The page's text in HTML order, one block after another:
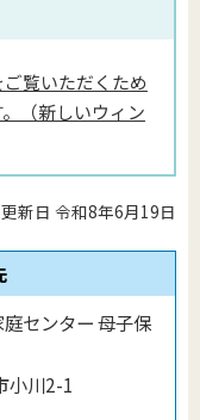
覧いただくため
（新しいウィン
更新日 令和8年6月19日
センター 母子保
小川2-1